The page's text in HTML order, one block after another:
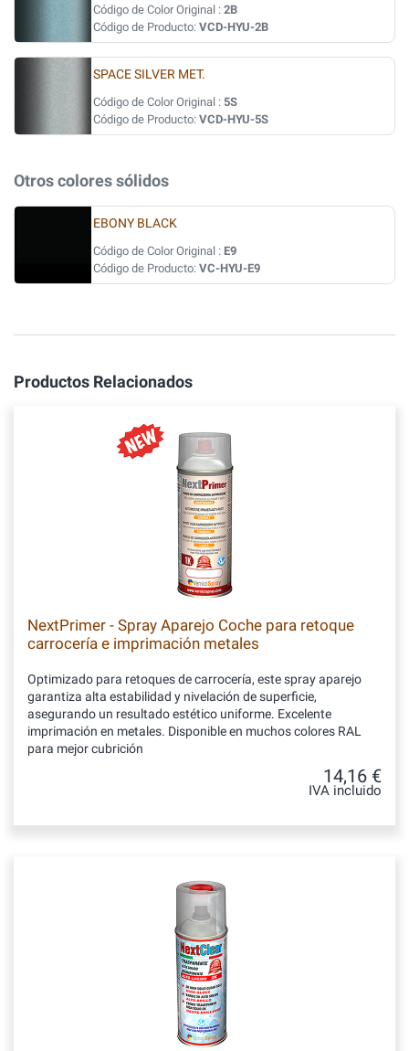
Código de Color Original : 2B
Código de Producto: VCD-HYU-2B
SPACE SILVER MET.
Código de Color Original : 5S
Código de Producto: VCD-HYU-5S
Otros colores sólidos
EBONY BLACK
Código de Color Original : E9
Código de Producto: VC-HYU-E9
Productos Relacionados
NextPrimer - Spray Aparejo Coche para retoque
carrocería e imprimación metales
Optimizado para retoques de carrocería, este spray aparejo
garantiza alta estabilidad y nivelación de superficie,
asegurando un resultado estético uniforme. Excelente
imprimación en metales. Disponible en muchos colores RAL
para mejor cubrición
14,16 €
IVA incluido